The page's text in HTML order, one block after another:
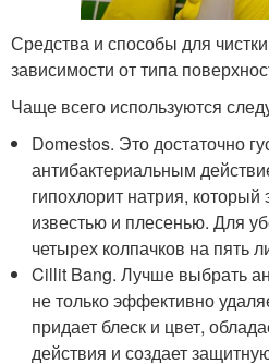
Средства и способы для
зависимости от типа
Чаще всего используются
Domestos. Это достаточно
антибактериальным
гипохлорит натрия,
известью и плесенью. Для
четырех колпачков на пять
Cillit Bang. Лучше выбрать
не только эффективно
придает блеск и цвет,
действия и создает